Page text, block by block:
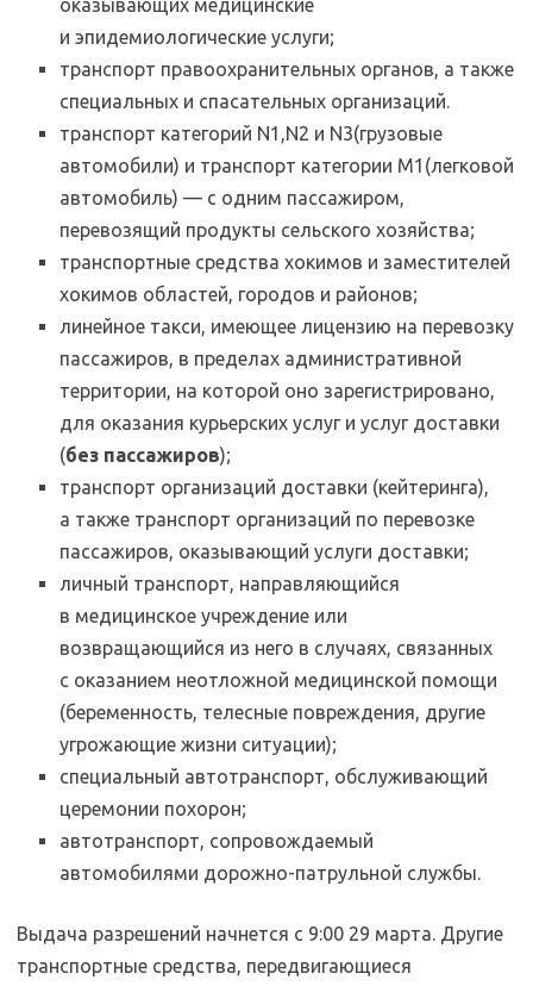
оказывающих медицинские
и эпидемиологические услуги;
транспорт правоохранительных органов, а также
специальных и спасательных организаций.
транспорт категорий N1,N2 и N3(грузовые
автомобили) и транспорт категории М1(легковой
автомобиль) — с одним пассажиром,
перевозящий продукты сельского хозяйства;
транспортные средства хокимов и заместителей
хокимов областей, городов и районов;
линейное такси, имеющее лицензию на перевозку
пассажиров, в пределах административной
территории, на которой оно зарегистрировано,
для оказания курьерских услуг и услуг доставки
(без пассажиров);
транспорт организаций доставки (кейтеринга),
а также транспорт организаций по перевозке
пассажиров, оказывающий услуги доставки;
личный транспорт, направляющийся
в медицинское учреждение или
возвращающийся из него в случаях, связанных
с оказанием неотложной медицинской помощи
(беременность, телесные повреждения, другие
угрожающие жизни ситуации);
специальный автотранспорт, обслуживающий
церемонии похорон;
автотранспорт, сопровождаемый
автомобилями дорожно-патрульной службы.
Выдача разрешений начнется с 9:00 29 марта. Другие
транспортные средства, передвигающиеся